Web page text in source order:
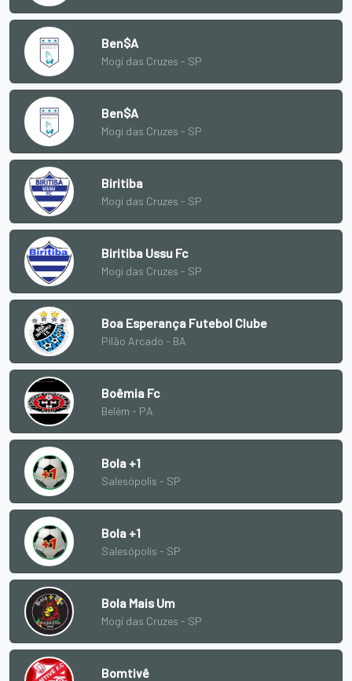
Ben$A
Mogi das Cruzes - SP
Ben$A
Mogi das Cruzes - SP
Biritiba
Mogi das Cruzes - SP
Biritiba Ussu Fc
Mogi das Cruzes - SP
Boa Esperança Futebol Clube
Pilão Arcado - BA
Boêmia Fc
Belém - PA
Bola +1
Salesópolis - SP
Bola +1
Salesópolis - SP
Bola Mais Um
Mogi das Cruzes - SP
Bomtivê